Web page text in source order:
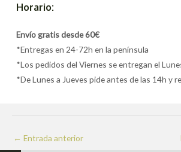
Horario:
Envío gratis desde 60€
*Entregas en 24-72h en la península
*Los pedidos del Viernes se entregan el
*De Lunes a Jueves pide antes de las 14h y
Navegación
← Entrada anterior